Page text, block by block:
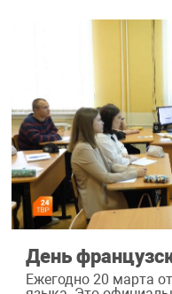
День
Ежегодно 20 марта